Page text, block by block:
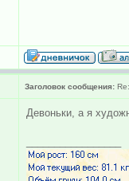
Заголовок сообщения:
Девоньки, а я